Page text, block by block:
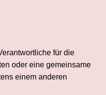
für die
oder eine gemeinsame
einem anderen